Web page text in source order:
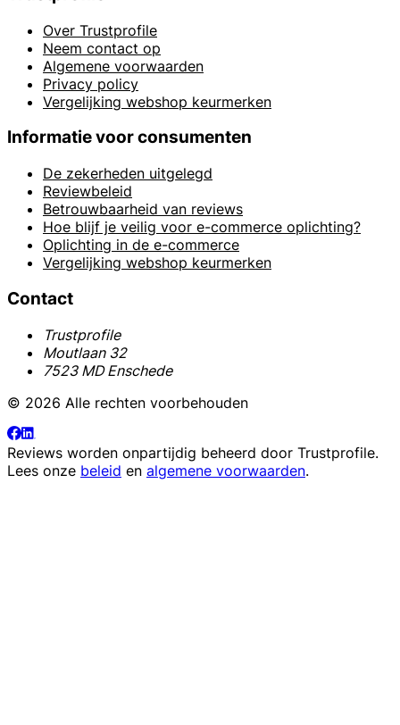
Over Trustprofile
Neem contact op
Algemene voorwaarden
Privacy policy
Vergelijking webshop keurmerken
Informatie voor consumenten
De zekerheden uitgelegd
Reviewbeleid
Betrouwbaarheid van reviews
Hoe blijf je veilig voor e-commerce oplichting?
Oplichting in de e-commerce
Vergelijking webshop keurmerken
Contact
Trustprofile
Moutlaan 32
7523 MD Enschede
© 2026 Alle rechten voorbehouden
Reviews worden onpartijdig beheerd door Trustprofile.
Lees onze beleid en algemene voorwaarden.